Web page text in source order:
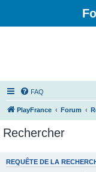
FAQ
PlayFrance Forum
Rechercher
REQUÊTE DE LA